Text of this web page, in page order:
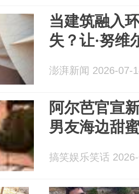
当建筑融入
失？让·努维
澎湃新闻 2026-07-
阿尔芭官宣
男友海边甜
搞笑娱乐笑话